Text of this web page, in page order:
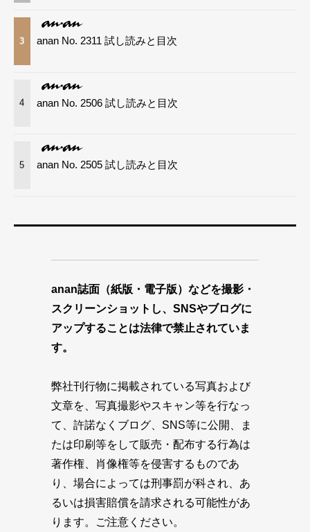
3 anan No. 2311 試し読みと目次
4 anan No. 2506 試し読みと目次
5 anan No. 2505 試し読みと目次
anan誌面（紙版・電子版）などを撮影・
スクリーンショットし、SNSやブログに
アップすることは法律で禁止されていま
す。
弊社刊行物に掲載されている写真および
文章を、写真撮影やスキャン等を行なっ
て、許諾なくブログ、SNS等に公開、ま
たは印刷等をして販売・配布する行為は
著作権、肖像権等を侵害するものであ
り、場合によっては刑事罰が科され、あ
るいは損害賠償を請求される可能性があ
ります。ご注意ください。